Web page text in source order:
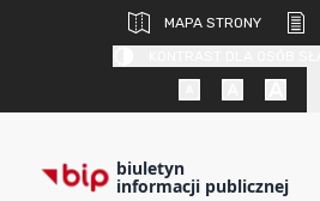
MAPA STRONY
biuletyn
informacji publicznej